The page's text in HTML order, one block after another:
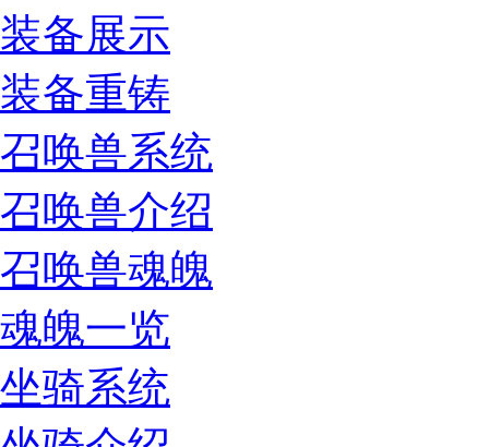
装备展示
装备重铸
召唤兽系统
召唤兽介绍
召唤兽魂魄
魂魄一览
坐骑系统